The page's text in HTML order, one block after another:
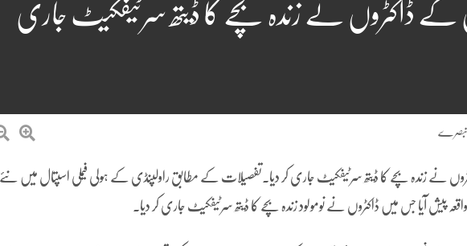
کے ڈاکٹروں نے زندہ بچے کا ڈیتھ سرٹیفکیٹ جاری
نے زندہ بچے کا ڈیتھ سرٹیفکیٹ جاری کر دیا۔تفصیلات کے مطابق راولپنڈی کے ہولی فیملی اسپتال میں نئے
پیش آیا جس میں ڈاکٹروں نے نومولود زندہ بچے کا ڈیتھ سرٹیفکیٹ جاری کر دیا۔